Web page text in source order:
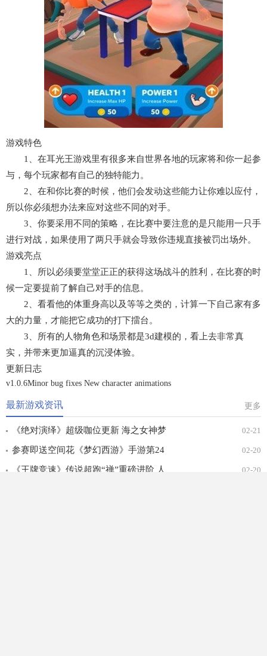
游戏特色
1、在耳光王游戏里有很多来自世界各地的玩家将和你一起参
与，每个玩家都有自己的独特能力。
2、在和你比赛的时候，他们会发动这些能力让你难以应付，
所以你必须想办法来应对这些不同的对手。
3、你要采用不同的策略，在比赛中要注意的是只能用一只手
进行对战，如果使用了两只手就会导致你违规直接被罚出场外。
游戏亮点
1、所以必须要堂堂正正的获得这场战斗的胜利，在比赛的时
候一定要提前了解自己对手的信息。
2、看看他的体重身高以及等等之类的，计算一下自己家有多
大的力量，才能把它成功的打下擂台。
3、所有的人物角色和场景都是3d建模的，看上去非常真
实，并带来更加逼真的沉浸体验。
更新日志
v1.0.6Minor bug fixes New character animations
最新游戏资讯 更多
《绝对演绎》超级咖位更新 海之女神梦
幻时装免费拿！
02-21
参赛即送空间花《梦幻西游》手游第24
届X9联赛报名进行中！
02-20
《王牌竞速》传说超跑“禅”重磅进阶 人 02-20